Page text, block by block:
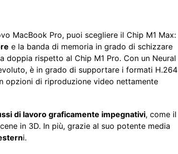
MacBook Pro, puoi scegliere il Chip M1 Max:
e la banda di memoria in grado di schizzare
doppia rispetto al Chip M1 Pro. Con un Neural
è in grado di supportare i formati H.264
opzioni di riproduzione video nettamente
di lavoro graficamente impegnativi, come il
in 3D. In più, grazie al suo potente media
i.